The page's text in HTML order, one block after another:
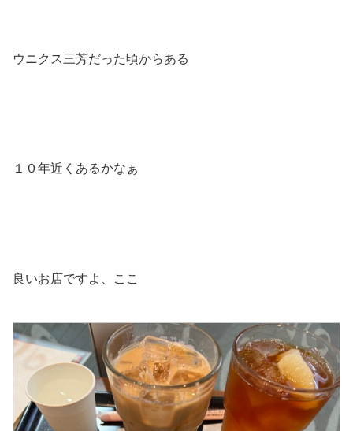
ウニクス三芳だった頃からある
１０年近くあるかなぁ
良いお店ですよ、ここ